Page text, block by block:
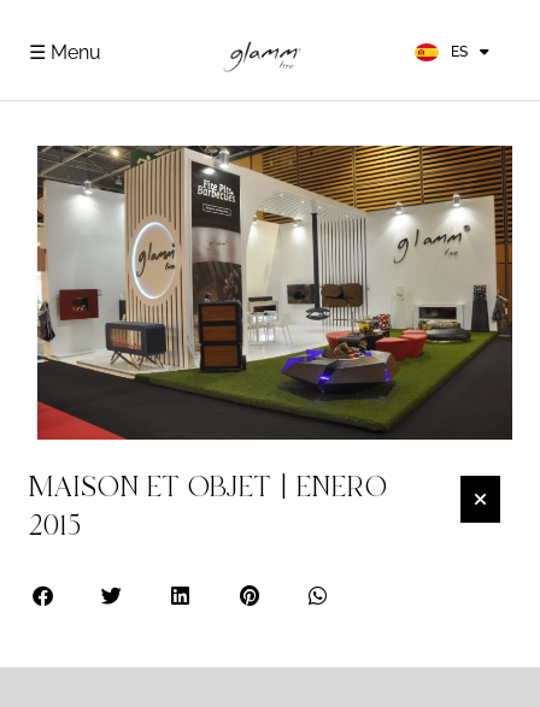
☰ Menu ES
DE
MAISON ET OBJET | ENERO
2015